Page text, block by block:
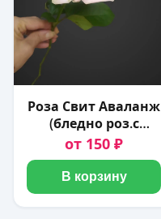
Роза Свит Аваланж
(бледно роз.с
зеленцой)
от 150 ₽
В корзину